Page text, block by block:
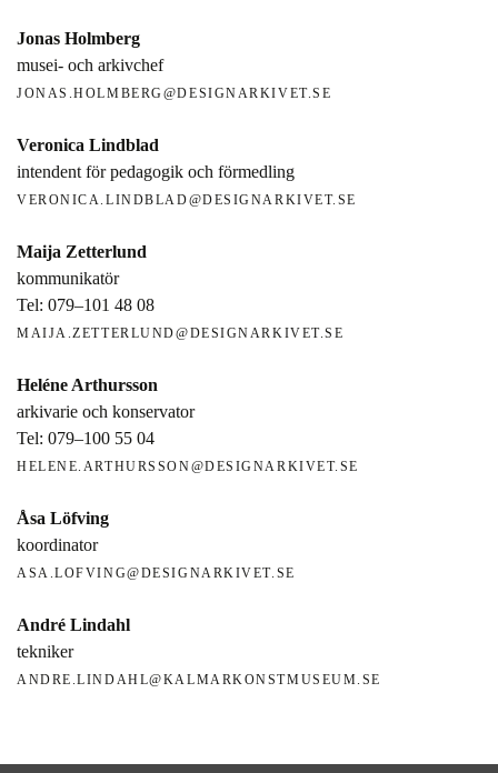
Jonas Holmberg
musei- och arkivchef
JONAS.HOLMBERG@DESIGNARKIVET.SE
Veronica Lindblad
intendent för pedagogik och förmedling
VERONICA.LINDBLAD@DESIGNARKIVET.SE
Maija Zetterlund
kommunikatör
Tel: 079–101 48 08
MAIJA.ZETTERLUND@DESIGNARKIVET.SE
Heléne Arthursson
arkivarie och konservator
Tel: 079–100 55 04
HELENE.ARTHURSSON@DESIGNARKIVET.SE
Åsa Löfving
koordinator
ASA.LOFVING@DESIGNARKIVET.SE
André Lindahl
tekniker
ANDRE.LINDAHL@KALMARKONSTMUSEUM.SE